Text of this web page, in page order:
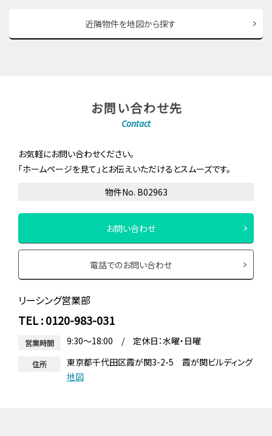
近隣物件を地図から探す
お問い合わせ先
Contact
お気軽にお問い合わせください。
「ホームページを見て」とお伝えいただけるとスムーズです。
物件No. B02963
お問い合わせ
電話でのお問い合わせ
リーシング営業部
TEL : 0120-983-031
営業時間 9:30～18:00 / 定休日：水曜・日曜
住所
東京都千代田区霞が関3-2-5 霞が関ビルディング
地図